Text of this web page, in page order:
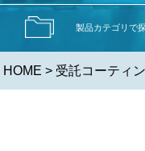
製品カテゴリで
HOME > 受託コーティ